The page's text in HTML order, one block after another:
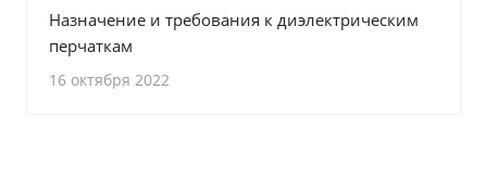
Назначение и требования к диэлектрическим
перчаткам
16 октября 2022